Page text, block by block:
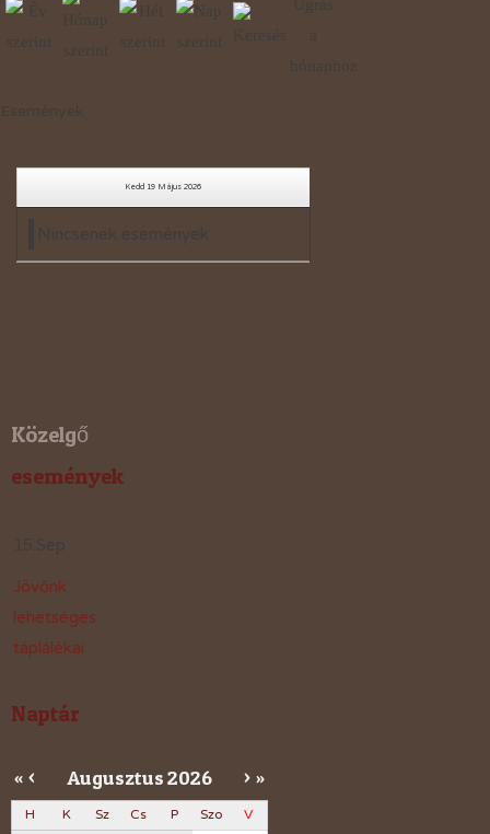
Kedd 19 Május 2026
Közelgő
események
Jövőnk
lehetséges
táplálékai
Naptár
« < Augusztus2026 > »
H K Sz Cs P Szo V